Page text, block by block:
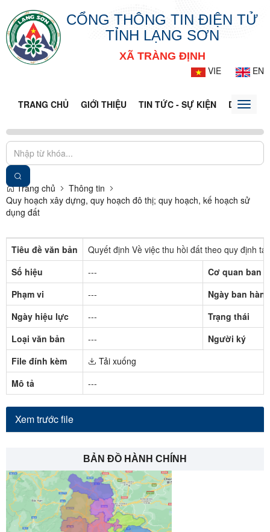
CỔNG THÔNG TIN ĐIỆN TỬ
TỈNH LẠNG SƠN
XÃ TRÀNG ĐỊNH
VIE
EN
TRANG CHỦ GIỚI THIỆU TIN TỨC - SỰ KIỆN DỊCH VỤ
Toggle
Trang chủ
Thông tin
Quy hoạch xây dựng, quy hoạch đô thị; quy hoạch, kế hoạch sử
dụng đất
Tiêu đề văn bản
Quyết định Về việc thu hồi đất theo quy định
Số hiệu
---
Cơ quan ban
Phạm vi
---
Ngày ban hành
Ngày hiệu lực
---
Trạng thái
Loại văn bản
---
Người ký
File đính kèm
Tải xuống
Mô tả
---
Xem trước file
BẢN ĐỒ HÀNH CHÍNH